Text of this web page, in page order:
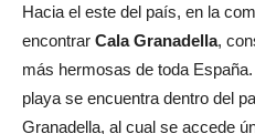
Hacia el este del país, en la
encontrar Cala Granadella,
más hermosas de toda
playa se encuentra dentro del
Granadella, al cual se accede